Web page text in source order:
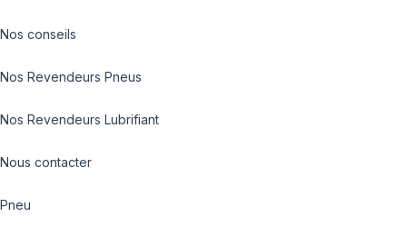
Nos conseils
Nos Revendeurs Pneus
Nos Revendeurs Lubrifiant
Nous contacter
Pneu